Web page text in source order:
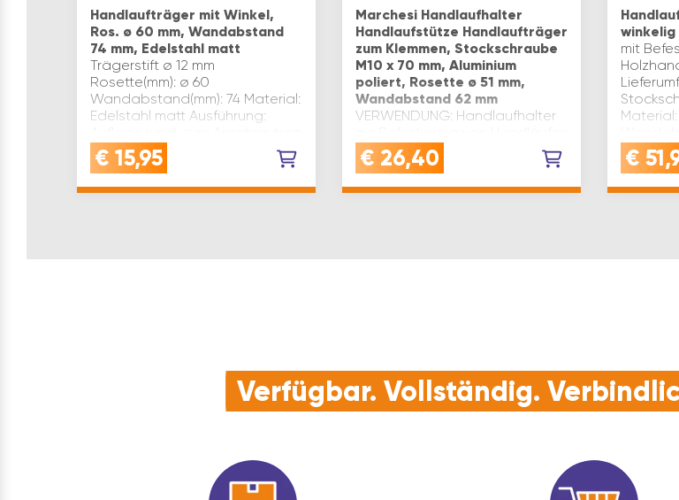
Handlaufträger mit Winkel,
Ros. ø 60 mm, Wandabstand
74 mm, Edelstahl matt
Trägerstift ø 12 mm
Rosette(mm): ø 60
Wandabstand(mm): 74 Material:
Edelstahl matt Ausführung:
Befestigungsart:
Stockschraube M8 x 70 mm und
€ 15,95
Marchesi Handlaufhalter
Handlaufstütze Handlaufträger
zum Klemmen, Stockschraube
M10 x 70 mm, Aluminium
poliert, Rosette ø 51 mm,
Wandabstand 62 mm
VERWENDUNG: Handlaufhalter
an der Wand mit
StockschraubeQUALITÄT:
€ 26,40
winkelig
mit
€
Verfügbar. Vollständig.